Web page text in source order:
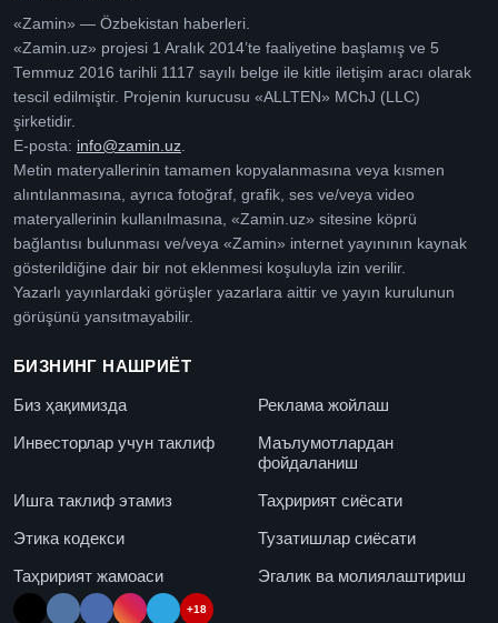
«Zamin» — Özbekistan haberleri.
«Zamin.uz» projesi 1 Aralık 2014’te faaliyetine başlamış ve 5
Temmuz 2016 tarihli 1117 sayılı belge ile kitle iletişim aracı olarak
tescil edilmiştir. Projenin kurucusu «ALLTEN» MChJ (LLC)
şirketidir.
E-posta: info@zamin.uz
Metin materyallerinin tamamen kopyalanmasına veya kısmen
alıntılanmasına, ayrıca fotoğraf, grafik, ses ve/veya video
materyallerinin kullanılmasına, «Zamin.uz» sitesine köprü
bağlantısı bulunması ve/veya «Zamin» internet yayınının kaynak
gösterildiğine dair bir not eklenmesi koşuluyla izin verilir.
Yazarlı yayınlardaki görüşler yazarlara aittir ve yayın kurulunun
görüşünü yansıtmayabilir.
БИЗНИНГ НАШРИЁТ
Биз ҳақимизда
Реклама жойлаш
Инвесторлар учун таклиф
Маълумотлардан
фойдаланиш
Ишга таклиф этамиз
Таҳририят сиёсати
Этика кодекси
Тузатишлар сиёсати
Таҳририят жамоаси
Эгалик ва молиялаштириш
+18